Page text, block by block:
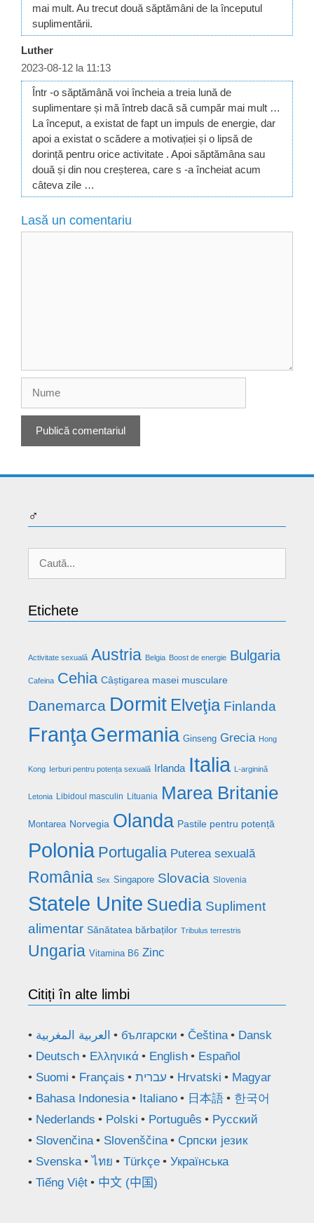
mai mult. Au trecut două săptămâni de la începutul
suplimentării.
Luther
2023-08-12 la 11:13
Într -o săptămână voi încheia a treia lună de
suplimentare și mă întreb dacă să cumpăr mai mult …
La început, a existat de fapt un impuls de energie, dar
apoi a existat o scădere a motivației și o lipsă de
dorință pentru orice activitate . Apoi săptămâna sau
două și din nou creșterea, care s -a încheiat acum
câteva zile …
Lasă un comentariu
♂
Caută
Etichete
Activitate sexuală Austria Belgia Boost de energie Bulgaria
Cafeina Cehia Câștigarea masei musculare
Danemarca Dormit Elveţia Finlanda
FranţaGermania Ginseng Grecia Hong
Kong Ierburi pentru potența sexuală Irlanda Italia L-arginină
Letonia Libidoul masculin Lituania Marea Britanie
Montarea Norvegia Olanda Pastile pentru potență
Polonia Portugalia Puterea sexuală
România Sex Singapore Slovacia Slovenia
Statele Unite Suedia Supliment
alimentar Sănătatea bărbaților Tribulus terrestris
Ungaria Vitamina B6 Zinc
Citiți în alte limbi
العربية المغربية български Čeština
Dansk
Deutsch
Ελληνικά English
Español
Suomi
Français עברית Hrvatski
Magyar
Bahasa Indonesia
Italiano 日本語
한국어
Nederlands
Polski Português
Русский
Slovenčina
Slovenščina
Српски језик
Svenska
ไทย Türkçe
Українська
Tiếng Việt
中文 (中国)